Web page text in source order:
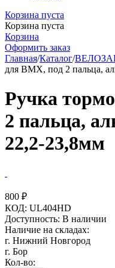
Корзина пуста
Корзина пуста
Корзина
Оформить заказ
Главная/Каталог/
для BMX, под 2 пальца,
Ручка
2 пальца,
22,2-23,8мм
800 ₽
КОД: UL404HD
Доступность: В наличии
Наличие на складах:
г. Нижний Новгород
г. Бор
Кол-во: